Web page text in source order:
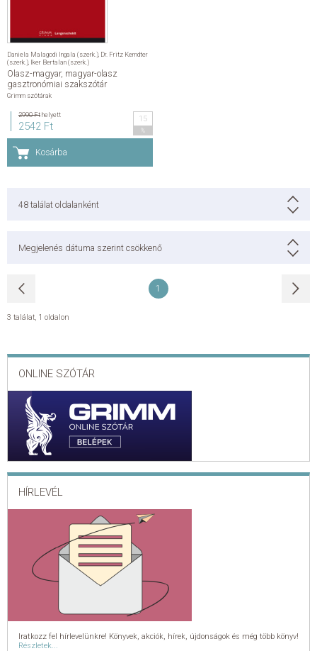
Daniela Malagodi Ingala (szerk.) Dr. Fritz Kerndter
(szerk.) Iker Bertalan (szerk.)
Olasz-magyar, magyar-olasz
gasztronómiai szakszótár
Grimm szótárak
2990 Fthelyett
2542 Ft
15
Kosárba
48 találat oldalanként
Megjelenés dátuma szerint csökkenő
1
3 találat, 1 oldalon
ONLINE SZÓTÁR
HÍRLEVÉL
Iratkozz fel hírlevelünkre! Könyvek, akciók, hírek, újdonságok és még több könyv!
Részletek...